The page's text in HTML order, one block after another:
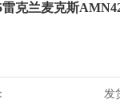
克兰麦克斯
发